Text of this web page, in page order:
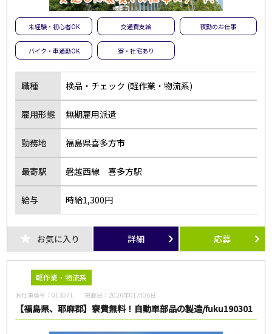
未経験・初心者OK 交通費支給 夜勤のお仕事
バイク・車通勤OK 寮・社宅あり
職種 検品・チェック (軽作業・物流系)
雇用形態 無期雇用派遣
勤務地 福島県喜多方市
最寄駅 磐越西線 喜多方駅
給与 時給1,300円
お気に入り 詳細 応募
軽作業・物流系
お仕事番号：013071 掲載日： 2026年01月06日
【福島県、耶麻郡】寮費無料！自動車部品の製造/fuku190301